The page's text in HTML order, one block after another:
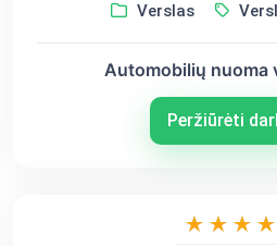
Verslas
Automobilių nuoma
Peržiūrėti